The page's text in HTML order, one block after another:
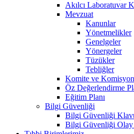
Akılcı Laboratuvar
Mevzuat
Kanunlar
Yönetmelikler
Genelgeler
Yönergeler
Tüzükler
Tebliğler
Komite ve
Öz Değerlendirme
Eğitim Planı
Bilgi Güvenliği
Bilgi Güvenliği
Bilgi Güvenliği